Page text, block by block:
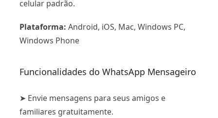
celular padrão.
Plataforma: Android, iOS, Mac, Windows PC,
Windows Phone
Funcionalidades do WhatsApp Mensageiro
➤ Envie mensagens para seus amigos e
familiares gratuitamente.